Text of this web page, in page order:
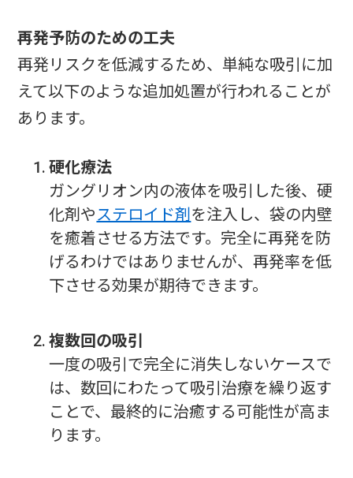
再発予防のための工夫
再発リスクを低減するため、単純な吸引に加
えて以下のような追加処置が行われることが
あります。
硬化療法
ガングリオン内の液体を吸引した後、硬
化剤やステロイド剤を注入し、袋の内壁
を癒着させる方法です。完全に再発を防
げるわけではありませんが、再発率を低
下させる効果が期待できます。
複数回の吸引
一度の吸引で完全に消失しないケースで
は、数回にわたって吸引治療を繰り返す
ことで、最終的に治癒する可能性が高ま
ります。